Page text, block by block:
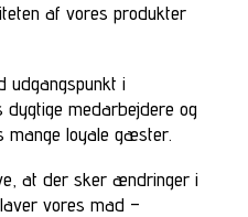
af vores produkter
udgangspunkt i
medarbejdere og
mange loyale gæster.
at der sker ændringer i
vores mad –